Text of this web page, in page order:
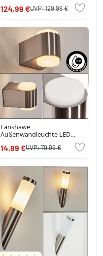
124,99 €UVP:129,99 €
Fanshawe
Außenwandleuchte LED
14,99 €UVP:79,99 €